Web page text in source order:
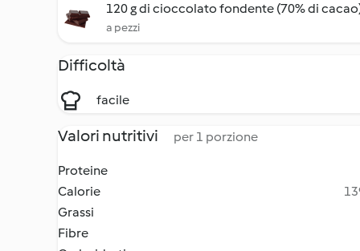
120 g di cioccolato fondente (70% di
a pezzi
Difficoltà
facile
Valori nutritivi per 1 porzione
Proteine
Calorie
Grassi
Fibre